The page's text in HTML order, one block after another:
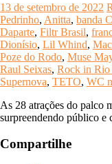
13 de setembro de 2022
Pedrinho, Anitta, banda
Daparte, Filtr Brasil,
Dionísio, Lil Whind,
Poze do Rodo, Muse
Raul Seixas, Rock in Rio
Supernova, TETO, WC
As 28 atrações do palco
surpreendendo público
Compartilhe